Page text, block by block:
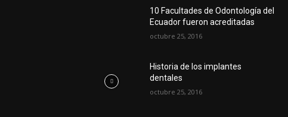
10 Facultades de Odontología del
Ecuador fueron acreditadas
octubre 25, 2016
Historia de los implantes
dentales
octubre 25, 2016